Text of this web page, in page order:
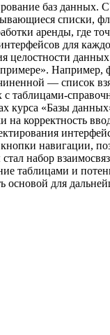
баз
списки,
аренды, где
для
целостности
Например,
— список
таблицами-
курса «Базы
корректность
навигации,
набор
таблицами и
для